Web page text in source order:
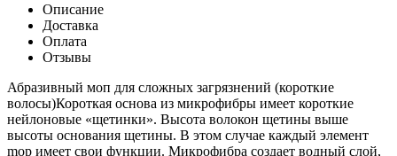
Описание
Доставка
Оплата
Отзывы
Абразивный моп для сложных загрязнений (короткие
волосы)Короткая основа из микрофибры имеет короткие
нейлоновые «щетинки». Высота волокон щетины выше
высоты основания щетины. В этом случае каждый элемент
mop имеет свои функции. Микрофибра создает водный слой,